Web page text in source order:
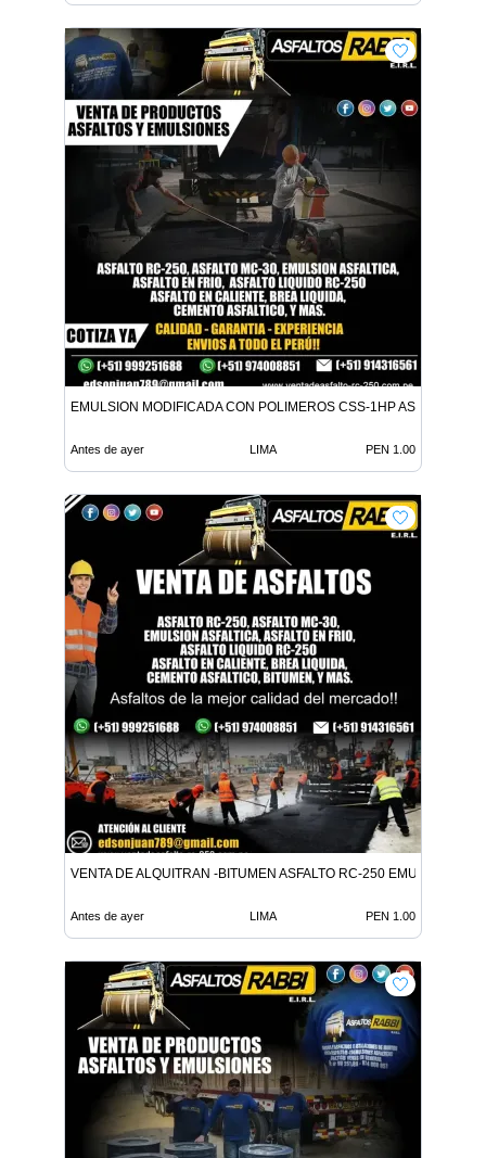
EMULSION MODIFICADA CON POLIMEROS CSS-1HP ASFALTO MC-
Antes de ayer LIMA PEN 1.00
VENTA DE ALQUITRAN -BITUMEN ASFALTO RC-250 EMULSION
Antes de ayer LIMA PEN 1.00